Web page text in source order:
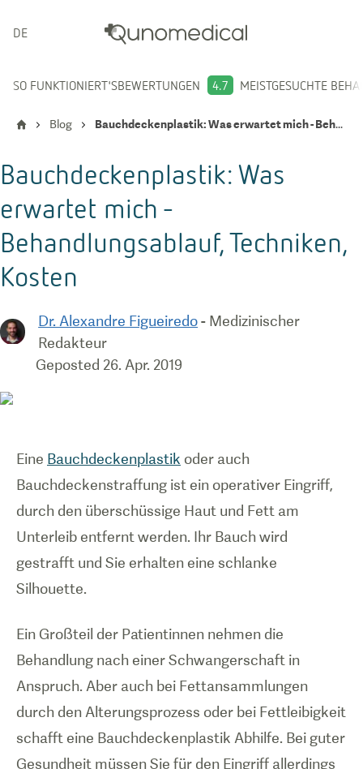
DEUTSCH
SO FUNKTIONIERT'SBEWERTUNGEN 4.7 MEISTGESUCHTE
Blog Bauchdeckenplastik: Was erwartet mich - Behandlungsablauf, Techniken, Kosten
Bauchdeckenplastik: Was
erwartet mich -
Behandlungsablauf, Techniken,
Kosten
Dr. Alexandre Figueiredo- Medizinischer
Redakteur
Geposted 26. Apr. 2019
Eine Bauchdeckenplastik oder auch
Bauchdeckenstraffung ist ein operativer Eingriff,
durch den überschüssige Haut und Fett am
Unterleib entfernt werden. Ihr Bauch wird
gestrafft und Sie erhalten eine schlanke
Silhouette.
Ein Großteil der Patientinnen nehmen die
Behandlung nach einer Schwangerschaft in
Anspruch. Aber auch bei Fettansammlungen
durch den Alterungsprozess oder bei Fettleibigkeit
schafft eine Bauchdeckenplastik Abhilfe. Bei guter
Gesundheit müssen Sie für den Eingriff allerdings